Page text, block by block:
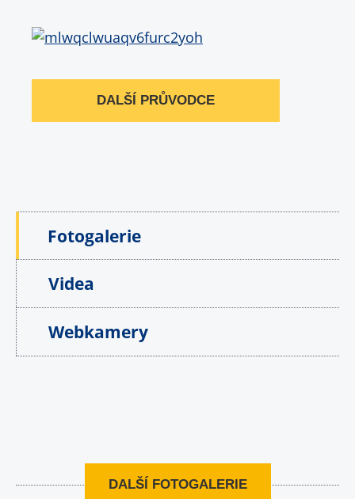
DALŠÍ PRŮVODCE
Fotogalerie
Videa
Webkamery
DALŠÍ FOTOGALERIE